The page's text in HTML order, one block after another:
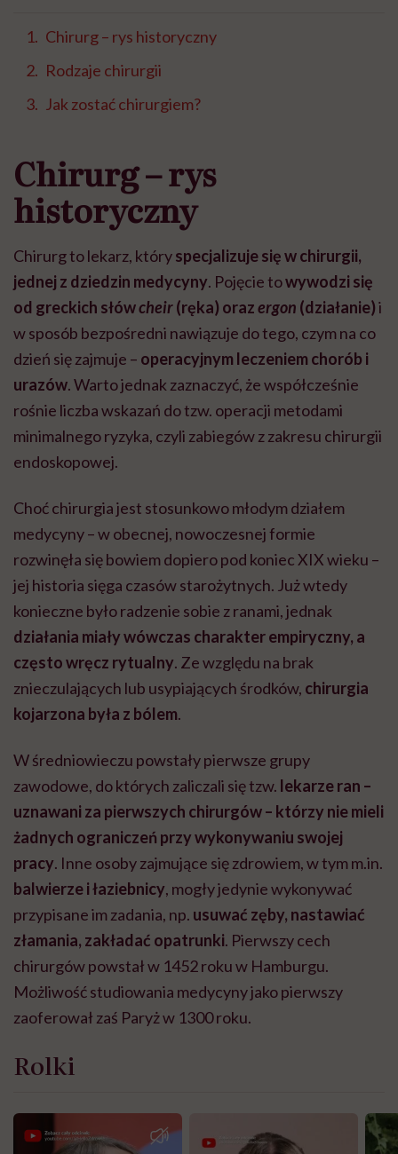
Chirurg – rys historyczny
Rodzaje chirurgii
Jak zostać chirurgiem?
Chirurg – rys
historyczny
Chirurg tolekarz, któryspecjalizuje się w chirurgii,
jednej z dziedzin medycyny. Pojęcie towywodzi się
od greckich słówcheir(ręka) orazergon (działanie)i
w sposób bezpośredni nawiązuje do tego, czym na co
dzień się zajmuje – operacyjnym leczeniem chorób i
urazów. Warto jednak zaznaczyć, że współcześnie
rośnie liczba wskazań do tzw. operacji metodami
minimalnego ryzyka, czyli zabiegów z zakresu chirurgii
endoskopowej.
Choć chirurgia jest stosunkowo młodym działem
medycyny – w obecnej, nowoczesnej formie
rozwinęła się bowiem dopiero pod koniec XIX wieku –
jej historia sięga czasów starożytnych. Już wtedy
konieczne było radzenie sobie z ranami, jednak
działania miały wówczas charakter empiryczny, a
często wręcz rytualny. Ze względu na brak
znieczulających lub usypiających środków, chirurgia
kojarzona była z bólem.
W średniowieczu powstały pierwsze grupy
zawodowe, do których zaliczali się tzw. lekarze ran –
uznawani za pierwszych chirurgów – którzy nie mieli
żadnych ograniczeń przy wykonywaniu swojej
pracy. Inne osoby zajmujące się zdrowiem, w tym m.in.
balwierze i łaziebnicy, mogły jedynie wykonywać
przypisane im zadania, np. usuwać zęby, nastawiać
złamania, zakładać opatrunki. Pierwszy cech
chirurgów powstał w 1452 roku w Hamburgu.
Możliwość studiowania medycyny jako pierwszy
zaoferował zaś Paryż w 1300 roku.
Rolki